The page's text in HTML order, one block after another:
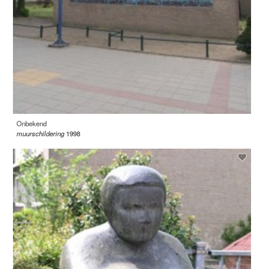
Onbekend
muurschildering 1998